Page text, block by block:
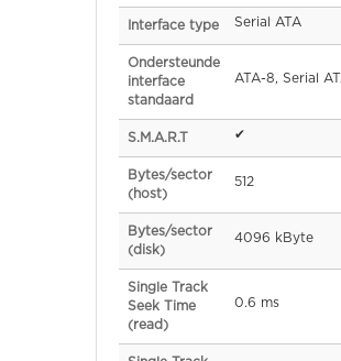
Interface type Serial ATA
Ondersteunde
interface
standaard
ATA-8, Serial
S.M.A.R.T ✔
Bytes/sector
(host)
512
Bytes/sector
(disk)
4096 kByte
Single Track
Seek Time
(read)
0.6 ms